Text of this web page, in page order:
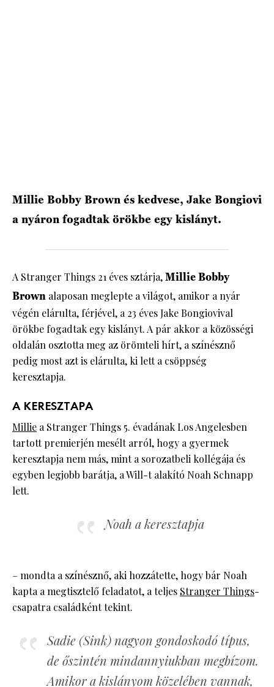
Millie Bobby Brown és kedvese, Jake Bongiovi
a nyáron fogadtak örökbe egy kislányt.
A Stranger Things 21 éves sztárja,Millie Bobby
Brown alaposan meglepte a világot, amikor a nyár
végén elárulta, férjével, a 23 éves Jake Bongiovival
örökbe fogadtak egy kislányt. A pár akkor a közösségi
oldalán osztotta meg az örömteli hírt, a színésznő
pedig most azt is elárulta, ki lett a csöppség
keresztapja.
A KERESZTAPA
Millie a Stranger Things 5. évadának Los Angelesben
tartott premierjén mesélt arról, hogy a gyermek
keresztapja nem más, mint a sorozatbeli kollégája és
egyben legjobb barátja, a Will-t alakító Noah Schnapp
lett.
Noah a keresztapja
– mondta a színésznő, aki hozzátette, hogy bár Noah
kapta a megtisztelő feladatot, a teljes Stranger Things-
csapatra családként tekint.
Sadie (Sink) nagyon gondoskodó típus,
de őszintén mindannyiukban megbízom.
Amikor a kislányom közelében vannak,